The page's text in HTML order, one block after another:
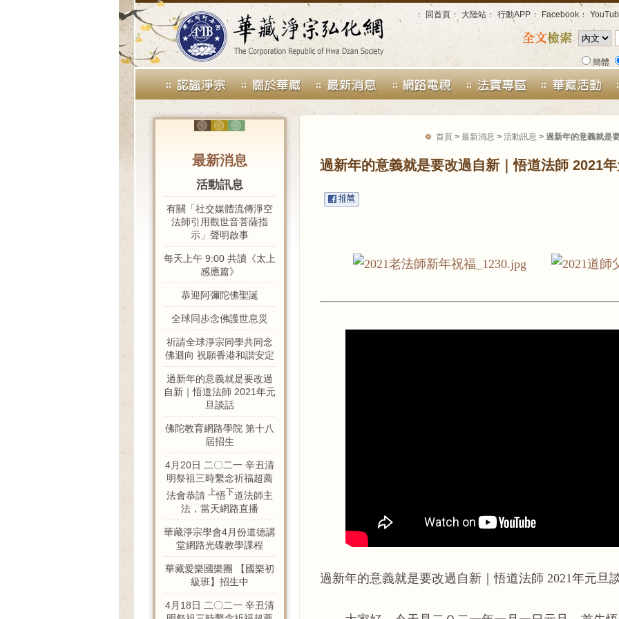
回首頁 大陸站 行動APP Facebook
簡體
最新消息
活動訊息
有關「社交媒體流傳淨空
法師引用觀世音菩薩指
示」聲明啟事
每天上午 9:00 共讀《太上
感應篇》
恭迎阿彌陀佛聖誕
全球同步念佛護世息災
祈請全球淨宗同學共同念
佛迴向 祝願香港和諧安定
過新年的意義就是要改過
自新｜悟道法師 2021年元
旦談話
佛陀教育網路學院 第十八
屆招生
4月20日 二〇二一 辛丑清
明祭祖三時繫念祈福超薦
法會恭請
上悟下道法師主
法，當天網路直播
華藏淨宗學會4月份道德講
堂網路光碟教學課程
華藏愛樂國樂團 【國樂初
級班】招生中
4月18日 二〇二一 辛丑清
首頁 > 最新消息 > 活動訊息 > 過新年的意義就是
過新年的意義就是要改過自新｜悟道法師 2021
過新年的意義就是要改過自新｜悟道法師 2021年元旦